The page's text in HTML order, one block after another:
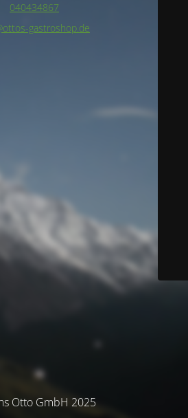
040434867
gastroshop.de
Otto GmbH 2025